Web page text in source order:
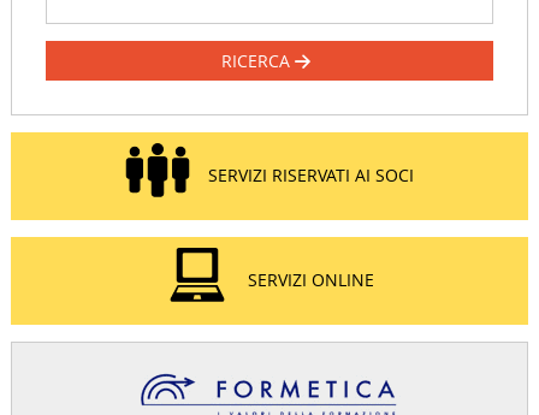
RICERCA
SERVIZI RISERVATI AI SOCI
SERVIZI ONLINE